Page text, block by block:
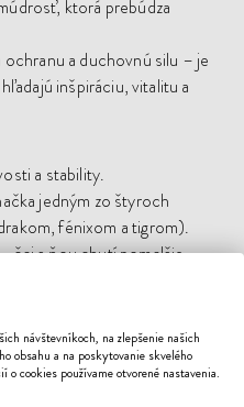
ktorá prebúdza
ochranu a duchovnú silu – je
inšpiráciu, vitalitu a
a stability.
jedným zo štyroch
fénixom a tigrom).
čaj s ňou chutí pomalšie,
– symbol šťastia,
návštevníkoch, na zlepšenie našich
obsahu a na poskytovanie skvelého
cookies používame otvorené nastavenia.